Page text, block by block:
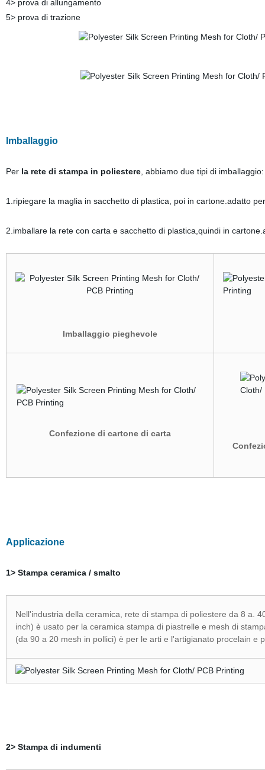
4> prova di allungamento
5> prova di trazione
Imballaggio
Perla rete di stampa in poliestere, abbiamo due tipi di imballaggio:
1.ripiegare la maglia in sacchetto di plastica, poi in cartone.adatto
2.imballare la rete con carta e sacchetto di plastica,quindi in
Imballaggio pieghevole
Confezione di cartone di carta
Applicazione
1> Stampa ceramica / smalto
Nell'industria della ceramica, rete di stampa di poliestere da 8 a.
inch) è usato per la ceramica stampa di piastrelle e mesh di
(da 90 a 20 mesh in pollici) è per le arti e l'artigianato procelain e
2> Stampa di indumenti